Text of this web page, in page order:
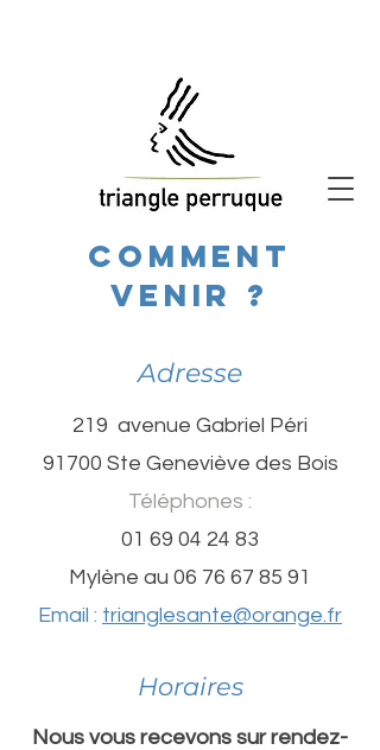
comment
venir ?
Adresse
219 avenue Gabriel Péri
91700 Ste Geneviève des Bois
Téléphones :
01 69 04 24 83
Mylène au 06 76 67 85 91
Email : trianglesante@orange.fr
Horaires
Nous vous recevons sur rendez-